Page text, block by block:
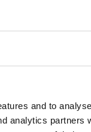
and to
analytics partners